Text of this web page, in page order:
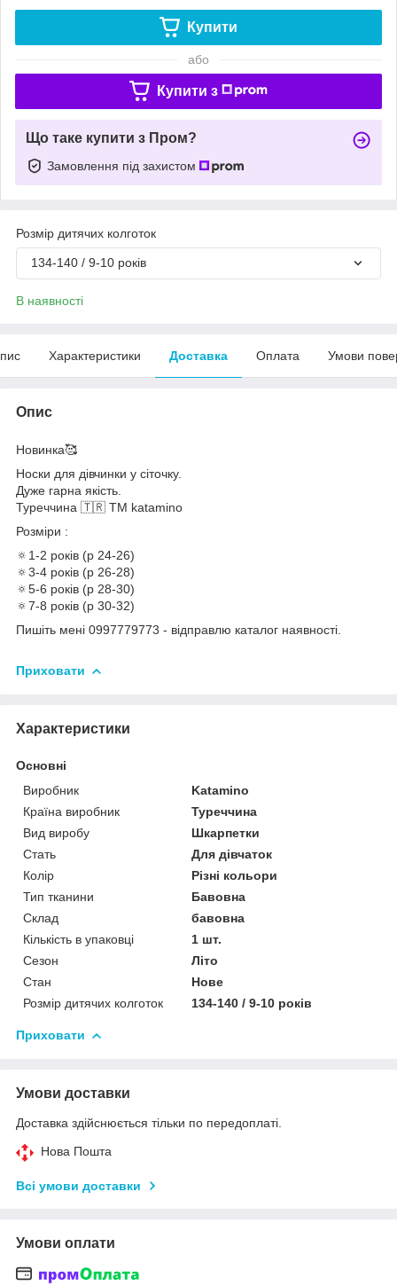
Купити
або
Купити з
Що таке купити з Пром?
Замовлення під захистом
Розмір дитячих колготок
134-140 / 9-10 років
В наявності
Характеристики Доставка Оплата Умови
Опис
Новинка🥰
Носки для дівчинки у сіточку.
Дуже гарна якість.
Туреччина 🇹🇷 ТМ katamino
Розміри :
🔅1-2 років (р 24-26)
🔅3-4 років (р 26-28)
🔅5-6 років (р 28-30)
🔅7-8 років (р 30-32)
Пишіть мені 0997779773 - відправлю каталог наявності.
Приховати
Характеристики
Основні
Виробник
Katamino
Країна виробник
Туреччина
Вид виробу
Шкарпетки
Стать
Для дівчаток
Колір
Різні кольори
Тип тканини
Бавовна
Склад
бавовна
Кількість в упаковці
1 шт.
Сезон
Літо
Стан
Нове
Розмір дитячих колготок
134-140 / 9-10 років
Приховати
Умови доставки
Доставка здійснюється тільки по передоплаті.
Нова Пошта
Всі умови доставки
Умови оплати